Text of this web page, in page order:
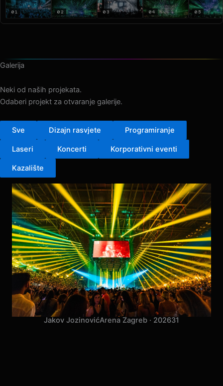
Galerija
Odaberi projekt za otvaranje galerije.
Sve Dizajn rasvjete Programiranje
Laseri
Kazalište